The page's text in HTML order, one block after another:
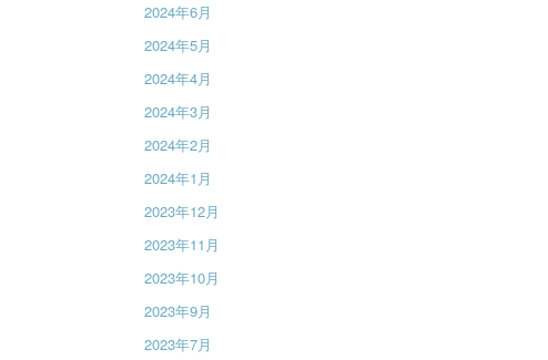
2024年6月
2024年5月
2024年4月
2024年3月
2024年2月
2024年1月
2023年12月
2023年11月
2023年10月
2023年9月
2023年7月